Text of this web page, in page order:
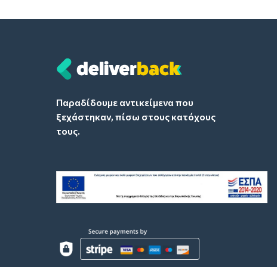
Παραδίδουμε αντικείμενα που
ξεχάστηκαν, πίσω στους κατόχους
τους.